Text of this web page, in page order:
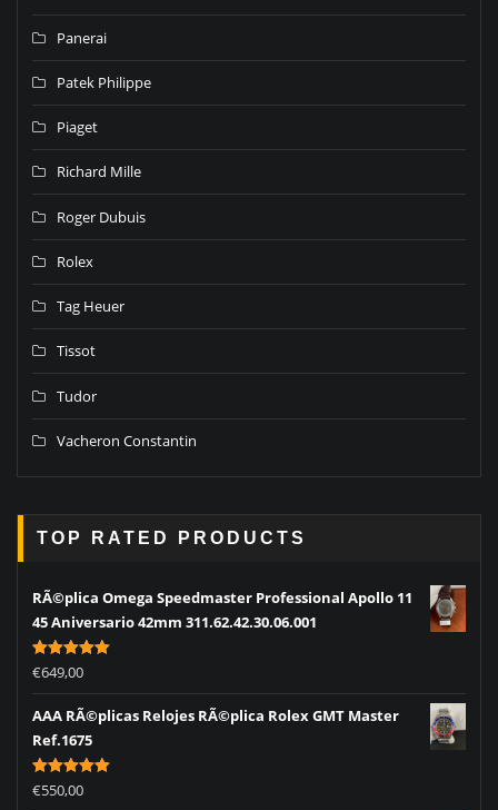
Panerai
Patek Philippe
Piaget
Richard Mille
Roger Dubuis
Rolex
Tag Heuer
Tissot
Tudor
Vacheron Constantin
TOP RATED PRODUCTS
RÃ©plica Omega Speedmaster Professional Apollo 11
45 Aniversario 42mm 311.62.42.30.06.001
Rated5.00
out of 5
€649,00
AAA RÃ©plicas Relojes RÃ©plica Rolex GMT Master
Ref.1675
Rated5.00
out of 5
€550,00